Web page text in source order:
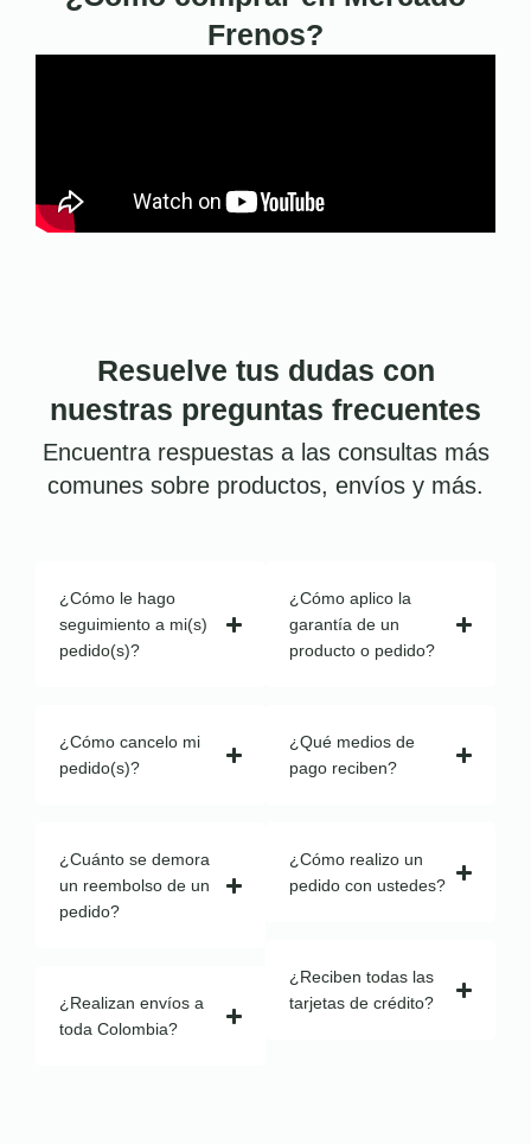
Frenos?
Resuelve tus dudas con
nuestras preguntas frecuentes
Encuentra respuestas a las consultas más
comunes sobre productos, envíos y más.
¿Cómo le hago
seguimiento a mi(s)
pedido(s)?
¿Cómo cancelo mi
pedido(s)?
¿Cuánto se demora
un reembolso de un
pedido?
¿Realizan envíos a
toda Colombia?
¿Cómo aplico la
garantía de un
producto o pedido?
¿Qué medios de
pago reciben?
¿Cómo realizo un
pedido con ustedes?
¿Reciben todas las
tarjetas de crédito?